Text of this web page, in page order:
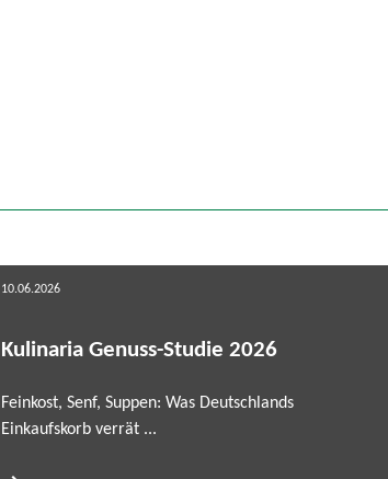
10.06.2026
Kulinaria Genuss-Studie 2026
Feinkost, Senf, Suppen: Was Deutschlands
Einkaufskorb verrät ...